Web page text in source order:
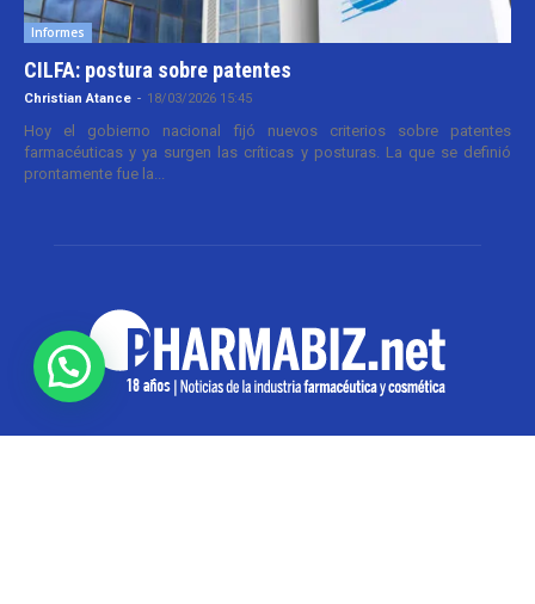
Informes
CILFA: postura sobre patentes
Christian Atance - 18/03/2026 15:45
Hoy el gobierno nacional fijó nuevos criterios sobre patentes
farmacéuticas y ya surgen las críticas y posturas. La que se definió
prontamente fue la...